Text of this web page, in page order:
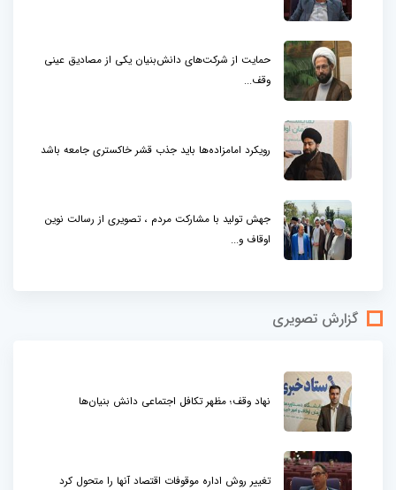
حمایت از شرکت‌های دانش‌بنیان یکی از مصادیق عینی
وقف...
رویکرد امامزاده‌ها باید جذب قشر خاکستری جامعه باشد
جهش تولید با مشارکت مردم ، تصویری از رسالت نوین
اوقاف و...
گزارش تصویری
نهاد وقف؛ مظهر تکافل اجتماعی دانش بنیان‌ها
تغییر روش اداره موقوفات اقتصاد آنها را متحول کرد